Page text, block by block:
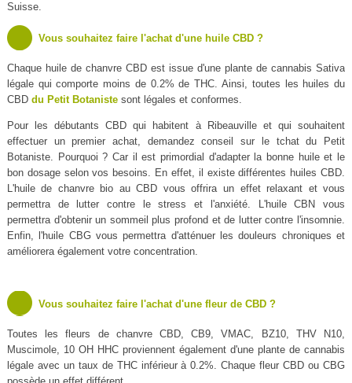
Suisse.
Vous souhaitez faire l'achat d'une huile CBD ?
Chaque huile de chanvre CBD est issue d'une plante de cannabis Sativa
légale qui comporte moins de 0.2% de THC. Ainsi, toutes les huiles du
CBD du Petit Botanistesont légales et conformes.
Pour les débutants CBD qui habitent à Ribeauville et qui souhaitent
effectuer un premier achat, demandez conseil sur le tchat du Petit
Botaniste. Pourquoi ? Car il est primordial d'adapter la bonne huile et le
bon dosage selon vos besoins. En effet, il existe différentes huiles CBD.
L'huile de chanvre bio au CBD vous offrira un effet relaxant et vous
permettra de lutter contre le stress et l'anxiété. L'huile CBN vous
permettra d'obtenir un sommeil plus profond et de lutter contre l'insomnie.
Enfin, l'huile CBG vous permettra d'atténuer les douleurs chroniques et
améliorera également votre concentration.
Vous souhaitez faire l'achat d'une fleur de CBD ?
Toutes les fleurs de chanvre CBD, CB9, VMAC, BZ10, THV N10,
Muscimole, 10 OH HHC proviennent également d'une plante de cannabis
légale avec un taux de THC inférieur à 0.2%. Chaque fleur CBD ou CBG